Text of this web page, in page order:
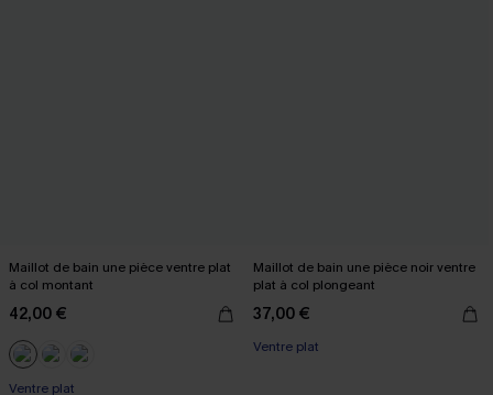
Maillot de bain une pièce ventre plat
à col montant
42,00 €
Ventre plat
Maillot de bain une pièce noir ventre
plat à col plongeant
37,00 €
Ventre plat